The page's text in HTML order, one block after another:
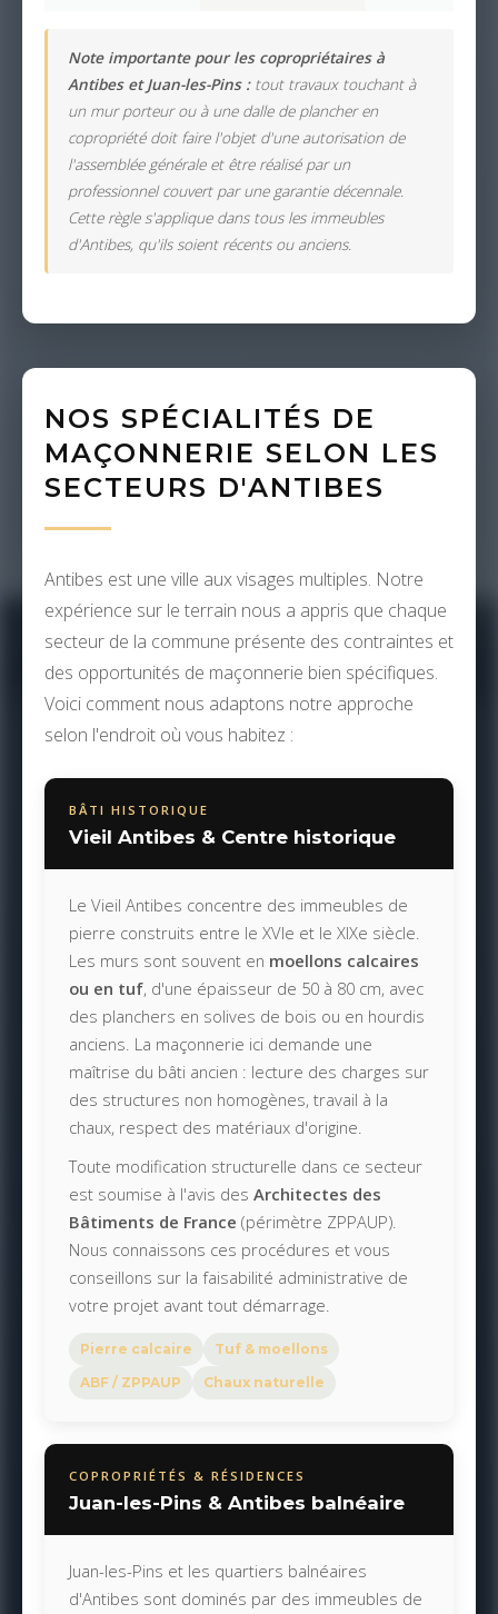
Note importante pour les copropriétaires à
Antibes et Juan-les-Pins :tout travaux touchant à
un mur porteur ou à une dalle de plancher en
copropriété doit faire l'objet d'une autorisation de
l'assemblée générale et être réalisé par un
professionnel couvert par une garantie décennale.
Cette règle s'applique dans tous les immeubles
d'Antibes, qu'ils soient récents ou anciens.
NOS SPÉCIALITÉS DE
MAÇONNERIE SELON LES
SECTEURS D'ANTIBES
Antibes est une ville aux visages multiples. Notre
expérience sur le terrain nous a appris que chaque
secteur de la commune présente des contraintes et
des opportunités de maçonnerie bien spécifiques.
Voici comment nous adaptons notre approche
selon l'endroit où vous habitez :
BÂTI HISTORIQUE
Vieil Antibes & Centre historique
Le Vieil Antibes concentre des immeubles de
pierre construits entre le XVIe et le XIXe siècle.
Les murs sont souvent en moellons calcaires
ou en tuf, d'une épaisseur de 50 à 80 cm, avec
des planchers en solives de bois ou en hourdis
anciens. La maçonnerie ici demande une
maîtrise du bâti ancien : lecture des charges sur
des structures non homogènes, travail à la
chaux, respect des matériaux d'origine.
Toute modification structurelle dans ce secteur
est soumise à l'avis des Architectes des
Bâtiments de France (périmètre ZPPAUP).
Nous connaissons ces procédures et vous
conseillons sur la faisabilité administrative de
votre projet avant tout démarrage.
Pierre calcaire
Tuf & moellons
ABF / ZPPAUP
Chaux naturelle
COPROPRIÉTÉS & RÉSIDENCES
Juan-les-Pins & Antibes balnéaire
Juan-les-Pins et les quartiers balnéaires
d'Antibes sont dominés par des immeubles de